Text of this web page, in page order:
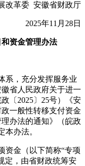
改革委 安徽省财政厅
2025年11月28日
资金管理办法
系，充分发挥服务业
省人民政府关于进一
〔2025〕25号）《安
一般性转移支付资金
办法的通知》（皖政
本办法。
资金（以下简称“专项
定，由省财政统筹安